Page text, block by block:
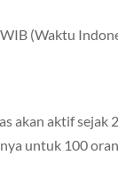
(Waktu
akan aktif sejak
untuk 100